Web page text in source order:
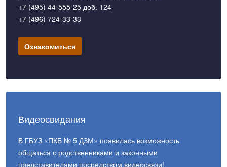
+7 (495) 44-555-25 доб. 124
+7 (496) 724-33-33
Ознакомиться
Видеосвидания
В ГБУЗ «ПКБ № 5 ДЗМ» появилась возможность
общаться с родственниками и законными
представителями посредством видеосвязи!